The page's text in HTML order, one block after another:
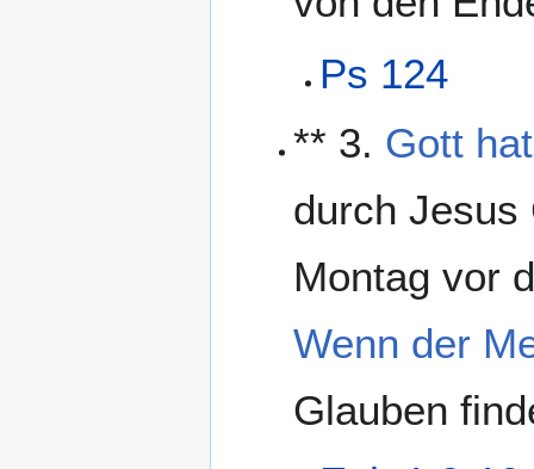
Ps 124
** 3. Gott
durch Jesus
Montag vor
Wenn der
Glauben